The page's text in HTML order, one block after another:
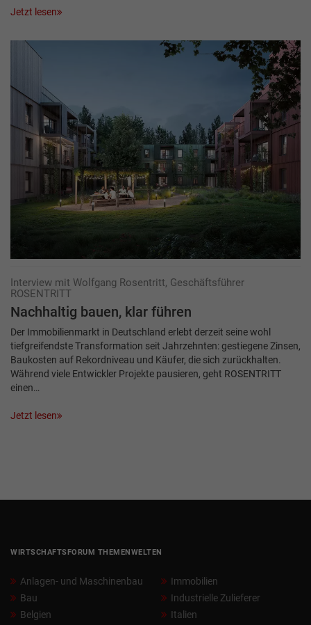
Jetzt lesen
Interview mit Wolfgang Rosentritt, Geschäftsführer
ROSENTRITT
Nachhaltig bauen, klar führen
Der Immobilienmarkt in Deutschland erlebt derzeit seine wohl
tiefgreifendste Transformation seit Jahrzehnten: gestiegene Zinsen,
Baukosten auf Rekordniveau und Käufer, die sich zurückhalten.
Während viele Entwickler Projekte pausieren, geht ROSENTRITT
einen…
Jetzt lesen
WIRTSCHAFTSFORUM THEMENWELTEN
Anlagen- und Maschinenbau
Bau
Belgien
Immobilien
Industrielle Zulieferer
Italien